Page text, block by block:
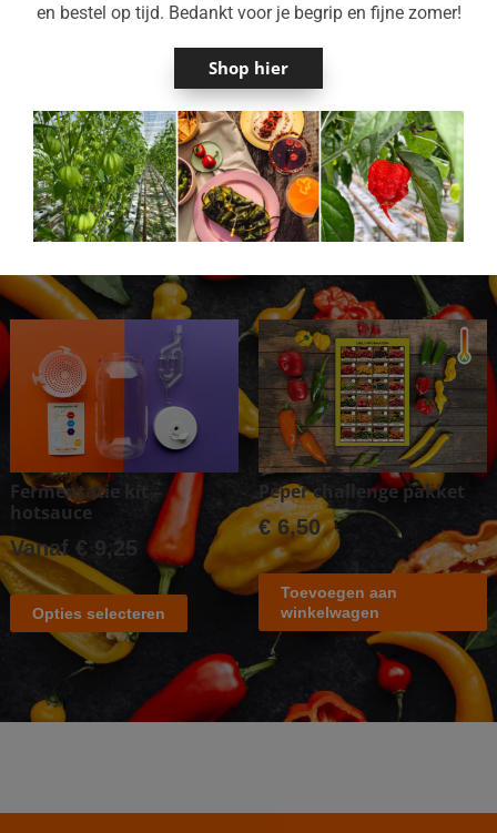
Carolina Reaper sokken
Vanaf€9,75
Opties selecteren
Sambal pakket
Vanaf€6,25
Opties selecteren
Fermentatie kit –
hotsauce
Vanaf € 9,25
Opties selecteren
Peper challenge pakket
€6,50
Toevoegen aan
winkelwagen
en bestel op tijd. Bedankt voor je begrip en fijne zomer!
Shop hier